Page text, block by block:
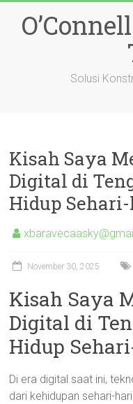
content
Solusi
Kisah Saya
Digital di
Hidup
November 30, 2025
Kisah Saya
Digital di
Hidup
Di era digital saat ini,
dari kehidupan sehari-